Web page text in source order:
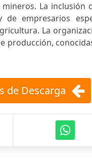
La inclusión
empresarios
La
producción,
de Descarga